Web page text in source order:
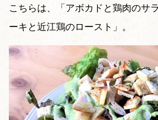
こちらは、「アボカドと鶏肉のサ
ーキと近江鶏のロースト」。